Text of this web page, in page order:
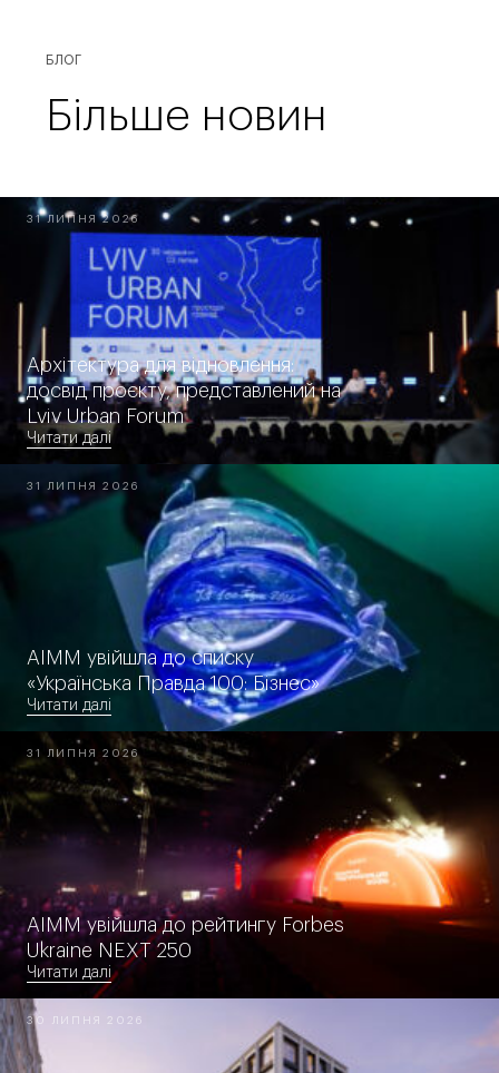
БЛОГ
Більше новин
31 ЛИПНЯ 2026
Архітектура для відновлення:
досвід проєкту, представлений на
Lviv Urban Forum
Читати далі
31 ЛИПНЯ 2026
AIMM увійшла до списку
«Українська Правда 100: Бізнес»
Читати далі
31 ЛИПНЯ 2026
AIMM увійшла до рейтингу Forbes
Ukraine NEXT 250
Читати далі
30 ЛИПНЯ 2026